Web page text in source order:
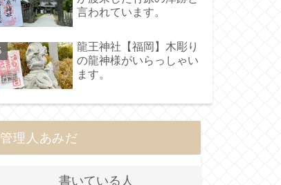
言われています。
龍王神社【福岡】木彫り
の龍神様がいらっしゃい
ます。
管理人あみだ
書いている人